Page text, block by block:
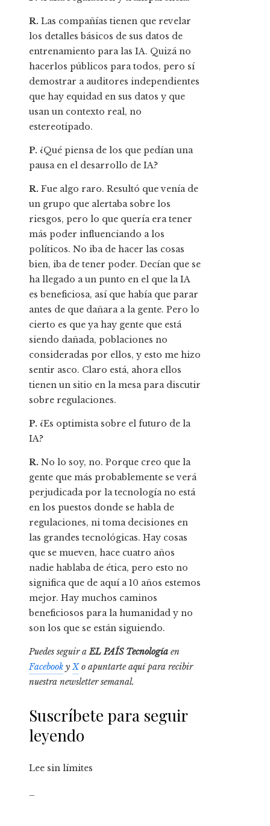
R. Las compañías tienen que revelar
los detalles básicos de sus datos de
entrenamiento para las IA. Quizá no
hacerlos públicos para todos, pero sí
demostrar a auditores independientes
que hay equidad en sus datos y que
usan un contexto real, no
estereotipado.
P. ¿Qué piensa de los que pedían una
pausa en el desarrollo de IA?
R. Fue algo raro. Resultó que venía de
un grupo que alertaba sobre los
riesgos, pero lo que quería era tener
más poder influenciando a los
políticos. No iba de hacer las cosas
bien, iba de tener poder. Decían que se
ha llegado a un punto en el que la IA
es beneficiosa, así que había que parar
antes de que dañara a la gente. Pero lo
cierto es que ya hay gente que está
siendo dañada, poblaciones no
consideradas por ellos, y esto me hizo
sentir asco. Claro está, ahora ellos
tienen un sitio en la mesa para discutir
sobre regulaciones.
P. ¿Es optimista sobre el futuro de la
IA?
R. No lo soy, no. Porque creo que la
gente que más probablemente se verá
perjudicada por la tecnología no está
en los puestos donde se habla de
regulaciones, ni toma decisiones en
las grandes tecnológicas. Hay cosas
que se mueven, hace cuatro años
nadie hablaba de ética, pero esto no
significa que de aquí a 10 años estemos
mejor. Hay muchos caminos
beneficiosos para la humanidad y no
son los que se están siguiendo.
Puedes seguir aEL PAÍS Tecnología en
Facebook yXo apuntarte aquí para recibir
nuestra newsletter semanal.
Suscríbete para seguir
leyendo
Lee sin límites